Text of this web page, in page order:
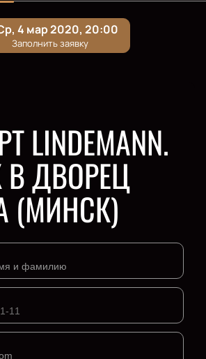
LINDEMANN.
ДВОРЕЦ
(МИНСК)